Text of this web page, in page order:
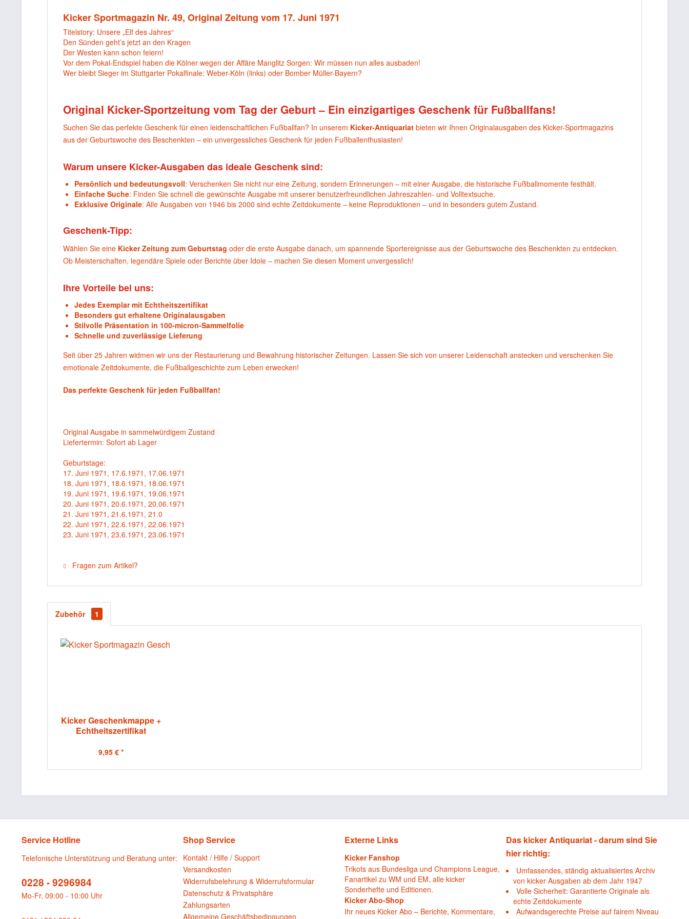
Kicker Sportmagazin Nr. 49, Original Zeitung vom 17. Juni 1971
Titelstory: Unsere „Elf des Jahres“
Den Sünden geht’s jetzt an den Kragen
Der Westen kann schon feiern!
Vor dem Pokal-Endspiel haben die Kölner wegen der Affäre Manglitz Sorgen: Wir müssen nun alles ausbaden!
Wer bleibt Sieger im Stuttgarter Pokalfinale: Weber-Köln (links) oder Bomber Müller-Bayern?
Original Kicker-Sportzeitung vom Tag der Geburt – Ein einzigartiges Geschenk für Fußballfans!
Suchen Sie das perfekte Geschenk für einen leidenschaftlichen Fußballfan? In unserem Kicker-Antiquariat bieten wir Ihnen Originalausgaben des Kicker-Sportmagazins
aus der Geburtswoche des Beschenkten – ein unvergessliches Geschenk für jeden Fußballenthusiasten!
Warum unsere Kicker-Ausgaben das ideale Geschenk sind:
Persönlich und bedeutungsvoll: Verschenken Sie nicht nur eine Zeitung, sondern Erinnerungen – mit einer Ausgabe, die historische Fußballmomente festhält.
Einfache Suche: Finden Sie schnell die gewünschte Ausgabe mit unserer benutzerfreundlichen Jahreszahlen- und Volltextsuche.
Exklusive Originale: Alle Ausgaben von 1946 bis 2000 sind echte Zeitdokumente – keine Reproduktionen – und in besonders gutem Zustand.
Geschenk-Tipp:
Wählen Sie eine Kicker Zeitung zum Geburtstag oder die erste Ausgabe danach, um spannende Sportereignisse aus der Geburtswoche des Beschenkten zu entdecken.
Ob Meisterschaften, legendäre Spiele oder Berichte über Idole – machen Sie diesen Moment unvergesslich!
Ihre Vorteile bei uns:
Jedes Exemplar mit Echtheitszertifikat
Besonders gut erhaltene Originalausgaben
Stilvolle Präsentation in 100-micron-Sammelfolie
Schnelle und zuverlässige Lieferung
Seit über 25 Jahren widmen wir uns der Restaurierung und Bewahrung historischer Zeitungen. Lassen Sie sich von unserer Leidenschaft anstecken und verschenken Sie
emotionale Zeitdokumente, die Fußballgeschichte zum Leben erwecken!
Das perfekte Geschenk für jeden Fußballfan!
Original Ausgabe in sammelwürdigem Zustand
Liefertermin: Sofort ab Lager
Geburtstage:
17. Juni 1971, 17.6.1971, 17.06.1971
18. Juni 1971, 18.6.1971, 18.06.1971
19. Juni 1971, 19.6.1971, 19.06.1971
20. Juni 1971, 20.6.1971, 20.06.1971
21. Juni 1971, 21.6.1971, 21.0
22. Juni 1971, 22.6.1971, 22.06.1971
23. Juni 1971, 23.6.1971, 23.06.1971
Fragen zum Artikel?
Zubehör 1
Kicker Geschenkmappe +
Echtheitszertifikat
9,95 € *
Service Hotline
Telefonische Unterstützung und Beratung unter:
0228 - 9296984
Mo-Fr, 09:00 - 10:00 Uhr
Shop Service
Kontakt / Hilfe / Support
Versandkosten
Widerrufsbelehrung & Widerrufsformular
Datenschutz & Privatsphäre
Zahlungsarten
Allgemeine Geschäftsbedingungen
Externe Links
Kicker Fanshop
Trikots aus Bundesliga und Champions League,
Fanartikel zu WM und EM, alle kicker
Sonderhefte und Editionen.
Kicker Abo-Shop
Ihr neues Kicker Abo – Berichte, Kommentare,
Das kicker Antiquariat - darum sind Sie
hier richtig:
Umfassendes, ständig aktualisiertes Archiv
von kicker Ausgaben ab dem Jahr 1947
Volle Sicherheit: Garantierte Originale als
echte Zeitdokumente
Aufwandsgerechte Preise auf fairem Niveau